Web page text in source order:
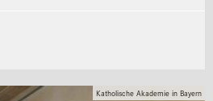
Katholische Akademie in Bayern